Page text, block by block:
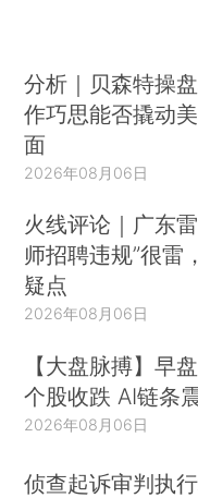
分析｜贝森特操
作巧思能否撬动
面
2026年08月06日
火线评论｜广东
师招聘违规”很雷
疑点
2026年08月06日
【大盘脉搏】早
个股收跌 AI链条
2026年08月06日
侦查起诉审判执